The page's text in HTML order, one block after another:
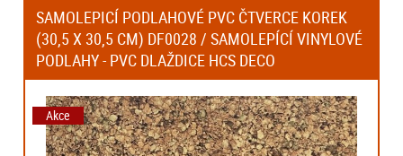
SAMOLEPICÍ PODLAHOVÉ PVC ČTVERCE KOREK
(30,5 X 30,5 CM) DF0028 / SAMOLEPÍCÍ VINYLOVÉ
PODLAHY - PVC DLAŽDICE HCS DECO
Akce